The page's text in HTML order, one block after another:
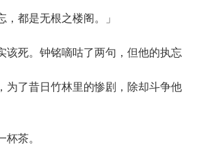
都是无根之楼阁。」
死。钟铭嘀咕了两句，但他的执忘
为了昔日竹林里的惨剧，除却斗争他
茶。